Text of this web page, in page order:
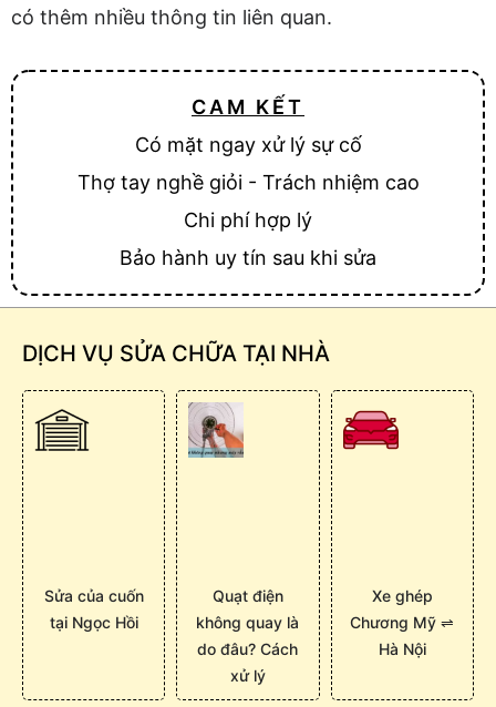
có thêm nhiều thông tin liên quan.
CAM KẾT
Có mặt ngay xử lý sự cố
Thợ tay nghề giỏi - Trách nhiệm cao
Chi phí hợp lý
Bảo hành uy tín sau khi sửa
DỊCH VỤ SỬA CHỮA TẠI NHÀ
Sửa của cuốn
tại Ngọc Hồi
Quạt điện
không quay là
do đâu? Cách
xử lý
Xe ghép
Chương Mỹ ⇌
Hà Nội